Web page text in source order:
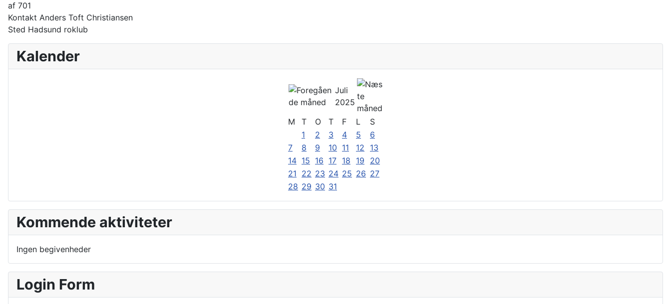
af 701
Kontakt Anders Toft Christiansen
Sted Hadsund roklub
Kalender
Juli
2025
M
T O T F L
S
1
2 3 4 5
6
7
8 9 10 11 12
13
14 15 16 17 18 19
20
21 22 23 24 25 26 27
28 29 30 31
Kommende aktiviteter
Ingen begivenheder
Login Form